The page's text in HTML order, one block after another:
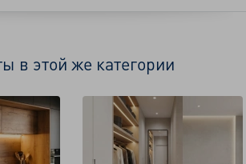
в этой же категории